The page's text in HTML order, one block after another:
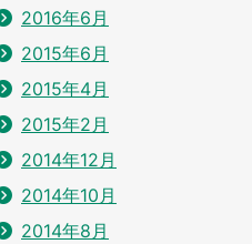
2016年6月
2015年6月
2015年4月
2015年2月
2014年12月
2014年10月
2014年8月